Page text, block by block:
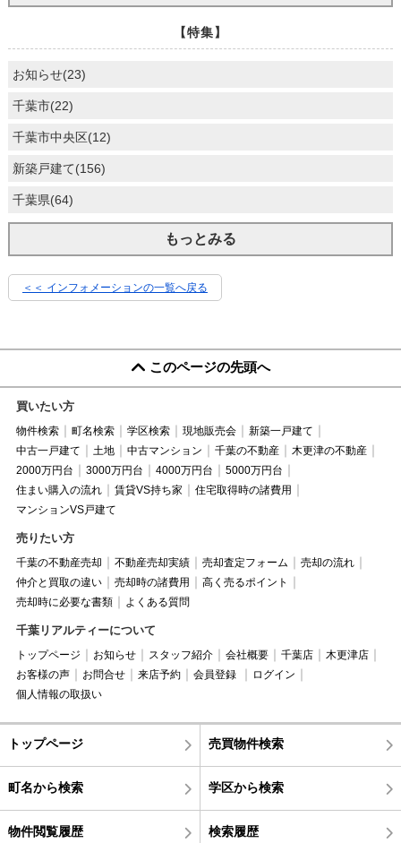
【特集】
お知らせ(23)
千葉市(22)
千葉市中央区(12)
新築戸建て(156)
千葉県(64)
もっとみる
＜＜ インフォメーションの一覧へ戻る
このページの先頭へ
買いたい方
物件検索 町名検索 学区検索 現地販売会
新築一戸建て
中古一戸建て
土地 中古マンション 千葉の不動産
木更津の不動産
2000万円台
3000万円台 4000万円台
5000万円台
住まい購入の流れ
賃貸VS持ち家
住宅取得時の諸費用
マンションVS戸建て
売りたい方
千葉の不動産売却 不動産売却実績 売却査定フォーム
売却の流れ
仲介と買取の違い
売却時の諸費用
高く売るポイント
売却時に必要な書類
よくある質問
千葉リアルティーについて
トップページ お知らせ スタッフ紹介 会社概要 千葉店
木更津店
お客様の声
お問合せ 来店予約 会員登録
ログイン
個人情報の取扱い
トップページ 売買物件検索
町名から検索 学区から検索
物件閲覧履歴 検索履歴